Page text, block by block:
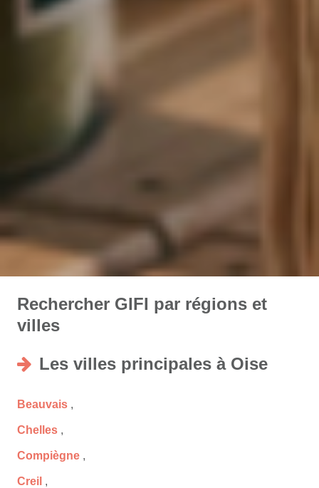
Rechercher GIFI par régions et
villes
Les villes principales à Oise
Beauvais ,
Chelles ,
Compiègne ,
Creil ,